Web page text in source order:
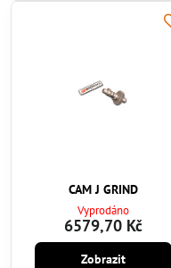
CAM J GRIND
Vyprodáno
6579,70 Kč
Zobrazit